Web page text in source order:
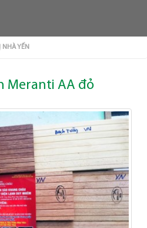
NHÀ YẾN
Meranti AA đỏ